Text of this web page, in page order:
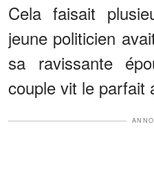
Cela faisait
jeune politicien
sa ravissante
couple vit le parfait